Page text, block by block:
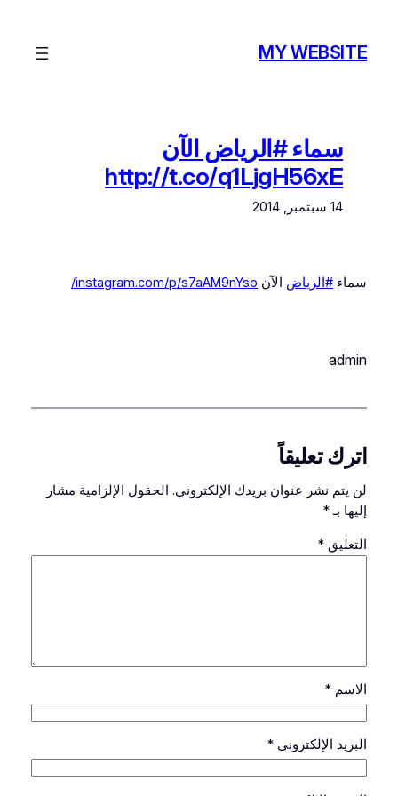
المحتوى
MY WEBSITE
سماء #الرياض الآن
http://t.co/q1LjgH56xE
14 سبتمبر, 2014
سماء #الرياض الآن instagram.com/p/s7aAM9nYso/
admin
اترك تعليقاً
لن يتم نشر عنوان بريدك الإلكتروني. الحقول الإلزامية مشار
إليها بـ*
التعليق *
الاسم *
البريد الإلكتروني *